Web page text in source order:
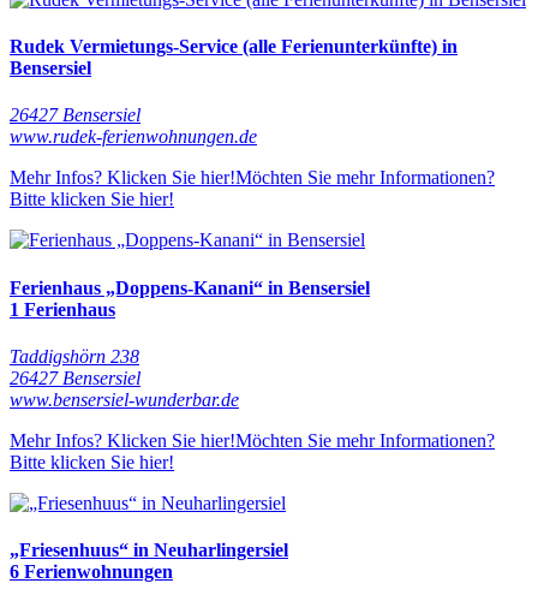
Rudek Vermietungs-Service (alle Ferienunterkünfte) in
Bensersiel
26427 Bensersiel
www.rudek-ferienwohnungen.de
Mehr Infos? Klicken Sie hier!Möchten Sie mehr Informationen?
Bitte klicken Sie hier!
Ferienhaus „Doppens-Kanani“ in Bensersiel
1 Ferienhaus
Taddigshörn 238
26427 Bensersiel
www.bensersiel-wunderbar.de
Mehr Infos? Klicken Sie hier!Möchten Sie mehr Informationen?
Bitte klicken Sie hier!
„Friesenhuus“ in Neuharlingersiel
6 Ferienwohnungen